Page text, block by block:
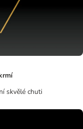
skvělé chuti